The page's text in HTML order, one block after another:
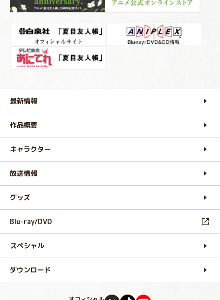
最新情報
作品概要
キャラクター
放送情報
グッズ
Blu-ray/DVD
スペシャル
ダウンロード